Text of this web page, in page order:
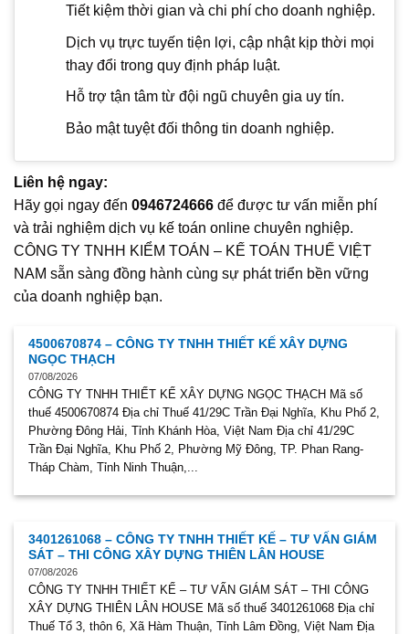
Tiết kiệm thời gian và chi phí cho doanh nghiệp.
Dịch vụ trực tuyến tiện lợi, cập nhật kịp thời mọi
thay đổi trong quy định pháp luật.
Hỗ trợ tận tâm từ đội ngũ chuyên gia uy tín.
Bảo mật tuyệt đối thông tin doanh nghiệp.
Liên hệ ngay:
Hãy gọi ngay đến 0946724666 để được tư vấn miễn phí
và trải nghiệm dịch vụ kế toán online chuyên nghiệp.
CÔNG TY TNHH KIỂM TOÁN – KẾ TOÁN THUẾ VIỆT
NAM sẵn sàng đồng hành cùng sự phát triển bền vững
của doanh nghiệp bạn.
4500670874 – CÔNG TY TNHH THIẾT KẾ XÂY DỰNG
NGỌC THẠCH
07/08/2026
CÔNG TY TNHH THIẾT KẾ XÂY DỰNG NGỌC THẠCH Mã số
thuế 4500670874 Địa chỉ Thuế 41/29C Trần Đại Nghĩa, Khu Phố 2,
Phường Đông Hải, Tỉnh Khánh Hòa, Việt Nam Địa chỉ 41/29C
Trần Đại Nghĩa, Khu Phố 2, Phường Mỹ Đông, TP. Phan Rang-
Tháp Chàm, Tỉnh Ninh Thuận,...
3401261068 – CÔNG TY TNHH THIẾT KẾ – TƯ VẤN GIÁM
SÁT – THI CÔNG XÂY DỰNG THIÊN LÂN HOUSE
07/08/2026
CÔNG TY TNHH THIẾT KẾ – TƯ VẤN GIÁM SÁT – THI CÔNG
XÂY DỰNG THIÊN LÂN HOUSE Mã số thuế 3401261068 Địa chỉ
Thuế Tổ 3, thôn 6, Xã Hàm Thuận, Tỉnh Lâm Đồng, Việt Nam Địa